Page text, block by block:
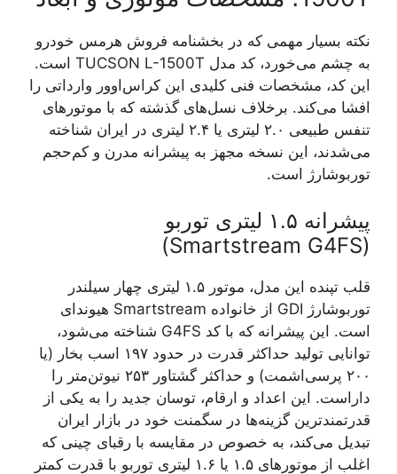
نکته بسیار مهمی که در بخشنامه فروش هرمس خودرو
به چشم می‌خورد، کد مدل TUCSON L-1500T است.
این کد، مشخصات فنی کلیدی این کراس‌اوور وارداتی را
افشا می‌کند. برخلاف نسل‌های گذشته که با موتورهای
تنفس طبیعی ۲.۰ لیتری یا ۲.۴ لیتری در ایران شناخته
می‌شدند، این نسخه مجهز به پیشرانه مدرن و کم‌حجم
توربوشارژ است.
پیشرانه ۱.۵ لیتری توربو
(Smartstream G4FS)
قلب تپنده این مدل، موتور ۱.۵ لیتری چهار سیلندر
توربوشارژ GDI از خانواده Smartstream هیوندای
است. این پیشرانه که با کد G4FS شناخته می‌شود،
توانایی تولید حداکثر قدرت در حدود ۱۹۷ اسب بخار (یا
۲۰۰ پرسی‌اشمت) و حداکثر گشتاور ۲۵۳ نیوتن‌متر را
داراست. این اعداد و ارقام، توسان جدید را به یکی از
قدرتمندترین گزینه‌ها در سگمنت خود در بازار ایران
تبدیل می‌کند، به خصوص در مقایسه با رقبای چینی که
اغلب از موتورهای ۱.۵ یا ۱.۶ لیتری توربو با قدرت کمتر